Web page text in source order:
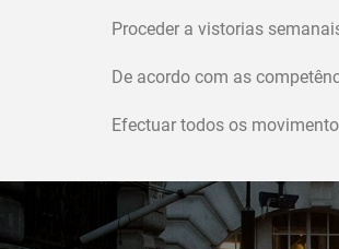
Proceder a vistorias
De acordo com as
Efectuar todos os